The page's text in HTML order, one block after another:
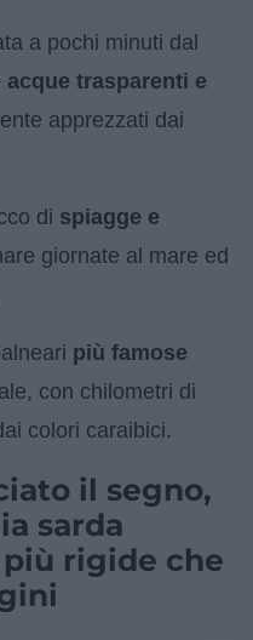
a pochi minuti dal
acque trasparenti e
apprezzati dai
di spiagge e
giornate al mare ed
più famose
con chilometri di
colori caraibici.
il segno,
sarda
rigide che